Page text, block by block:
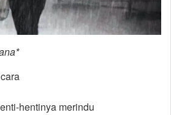
hentinya merindu